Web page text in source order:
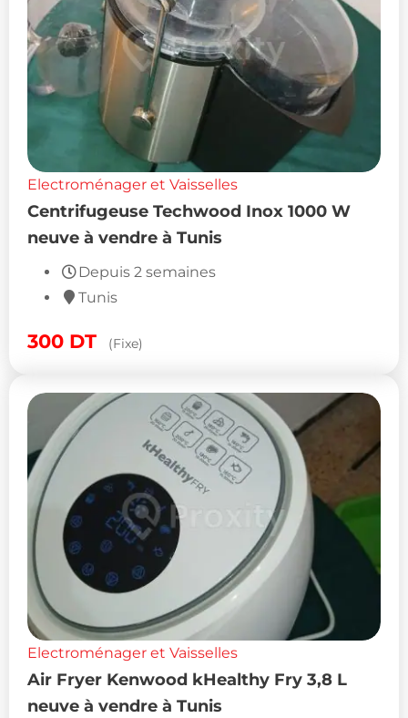
Electroménager et Vaisselles
Centrifugeuse Techwood Inox 1000 W
neuve à vendre à Tunis
Depuis 2 semaines
Tunis
300 DT (Fixe)
Electroménager et Vaisselles
Air Fryer Kenwood kHealthy Fry 3,8 L
neuve à vendre à Tunis